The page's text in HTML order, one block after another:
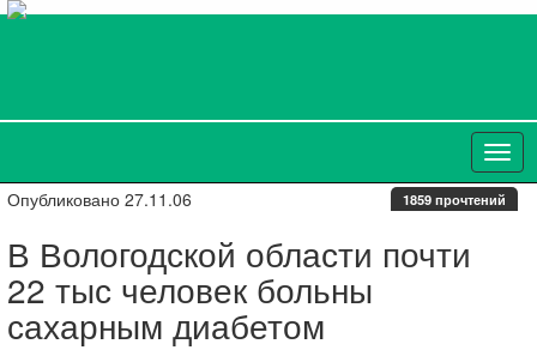
Опубликовано 27.11.06 1859 прочтений
В Вологодской области почти
22 тыс человек больны
сахарным диабетом